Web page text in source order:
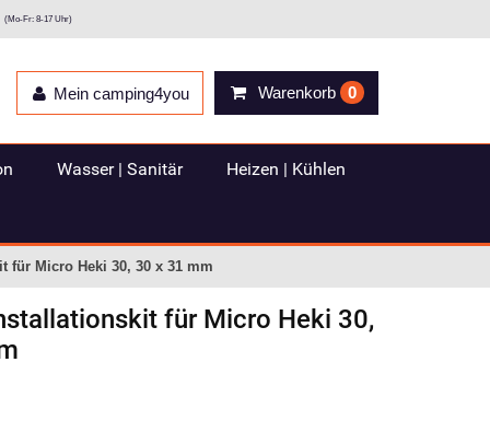
(Mo-Fr: 8-17 Uhr)
Warenkorb 0
Mein camping4you
Wasser | Sanitär Heizen | Kühlen
für Micro Heki 30, 30 x 31 mm
für Micro Heki 30,